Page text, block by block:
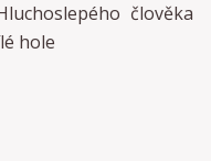
člověka
hole